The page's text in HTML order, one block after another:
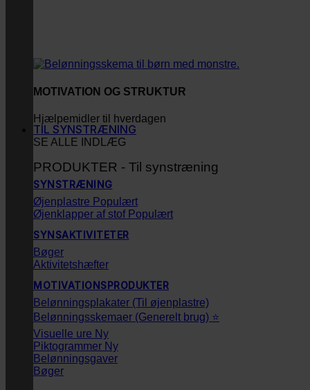
MOTIVATION OG STRUKTUR
Hjælpemidler til hverdagen
SE ALLE INDLÆG
TIL SYNSTRÆNING
PRODUKTER - Til synstræning
SYNSTRÆNING
Øjenplastre
Øjenklapper af stof
SYNSAKTIVITETER
Bøger
Aktivitetshæfter
MOTIVATIONSPRODUKTER
Belønningsplakater (Til øjenplastre)
Belønningsskemaer (Generelt brug) ⭐
Visuelle ure
Piktogrammer
Belønningsgaver
Bøger